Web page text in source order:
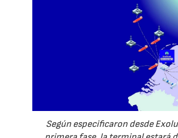
Según especificaron desde